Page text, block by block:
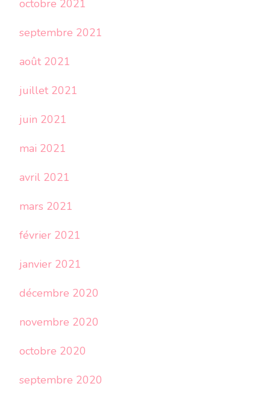
octobre 2021
septembre 2021
août 2021
juillet 2021
juin 2021
mai 2021
avril 2021
mars 2021
février 2021
janvier 2021
décembre 2020
novembre 2020
octobre 2020
septembre 2020